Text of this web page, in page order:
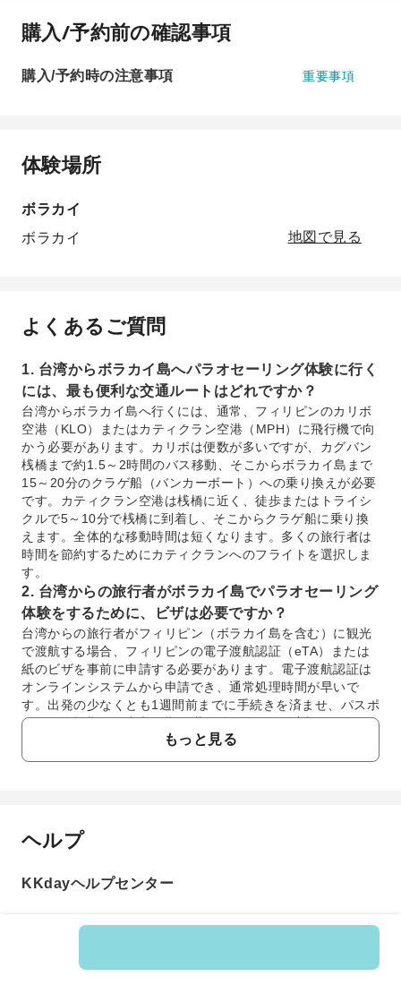
購入/予約前の確認事項
購入/予約時の注意事項 重要事項
体験場所
ボラカイ
ボラカイ
地図で見る
よくあるご質問
1. 台湾からボラカイ島へパラオセーリング体験に行く
には、最も便利な交通ルートはどれですか？
台湾からボラカイ島へ行くには、通常、フィリピンのカリボ
空港（KLO）またはカティクラン空港（MPH）に飛行機で向
かう必要があります。カリボは便数が多いですが、カグバン
桟橋まで約1.5～2時間のバス移動、そこからボラカイ島まで
15～20分のクラゲ船（バンカーボート）への乗り換えが必要
です。カティクラン空港は桟橋に近く、徒歩またはトライシ
クルで5～10分で桟橋に到着し、そこからクラゲ船に乗り換
えます。全体的な移動時間は短くなります。多くの旅行者は
時間を節約するためにカティクランへのフライトを選択しま
す。
2. 台湾からの旅行者がボラカイ島でパラオセーリング
体験をするために、ビザは必要ですか？
台湾からの旅行者がフィリピン（ボラカイ島を含む）に観光
で渡航する場合、フィリピンの電子渡航認証（eTA）または
紙のビザを事前に申請する必要があります。電子渡航認証は
オンラインシステムから申請でき、通常処理時間が早いで
す。出発の少なくとも1週間前までに手続きを済ませ、パスポ
ートの有効期間が出入国期間満了後最低6ヶ月以上あることを
確認し、円滑な入国と現地でのスリリングなパラオセーリン
グ体験を確保することをお勧めします。
節は、通常、毎年11月から翌年5月にかけての「乾季」で
ため、夕日の景色は特に壮大で、パラオセーリングに乗って
ロマンチックなサンセットクルーズを楽しむのに最適です。
ズンであり、最高のセーリング体験が得られます。
の空港を選び、どのようにボラカイ島へ乗り換えるべ
もっと見る
よくあるご質問
1. 台湾からボラカイ島へパラオセーリング体験に
台湾からボラカイ島へ行くには、通常、フィリピンのカ
行機で向かう必要があります。カリボは便数が多いです
ヘルプ
KKdayヘルプセンター
商品番号: 137571